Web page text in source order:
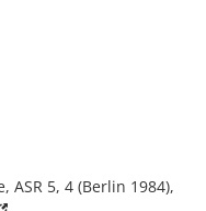
ASR 5, 4 (Berlin 1984),